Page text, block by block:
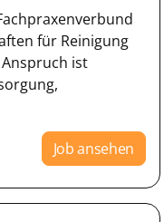
für Reinigung
Anspruch ist
Job ansehen